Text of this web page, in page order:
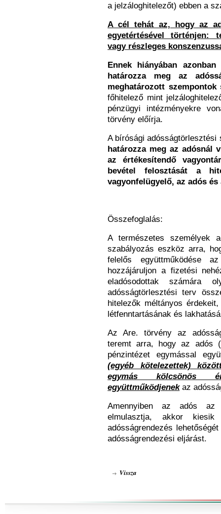
a jelzáloghitelezőt) ebben a
A cél tehát az, hogy az
egyetértésével történjen:
vagy részleges
Ennek hiányában
határozza meg az
meghatározott szempontok
főhitelező mint
pénzügyi intézményekre
törvény előírja.
A bírósági
határozza meg az adósnál
az értékesítendő
bevétel felosztását a
vagyonfelügyelő, az adós
Összefoglalás:
A természetes személyek
szabályozás eszköz arra,
felelős együttműködése
hozzájáruljon a fizetési
eladósodottak számára
adósságtörlesztési terv
hitelezők méltányos
létfenntartásának és
Az Are. törvény az
teremt arra, hogy az adós
pénzintézet egymással
(egyéb kötelezettek)
egymás kölcsönös
együttműködjenekaz
Amennyiben az adós az
elmulasztja, akkor
adósságrendezés
adósságrendezési eljárást.
Vissza